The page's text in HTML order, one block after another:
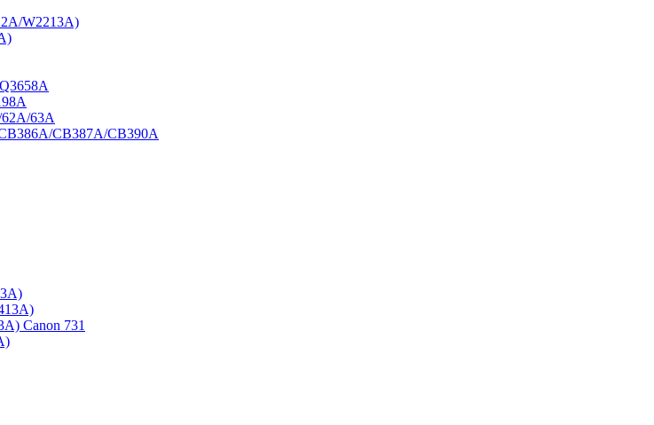
W2213A)
63A
CB387A/CB390A
Canon 731